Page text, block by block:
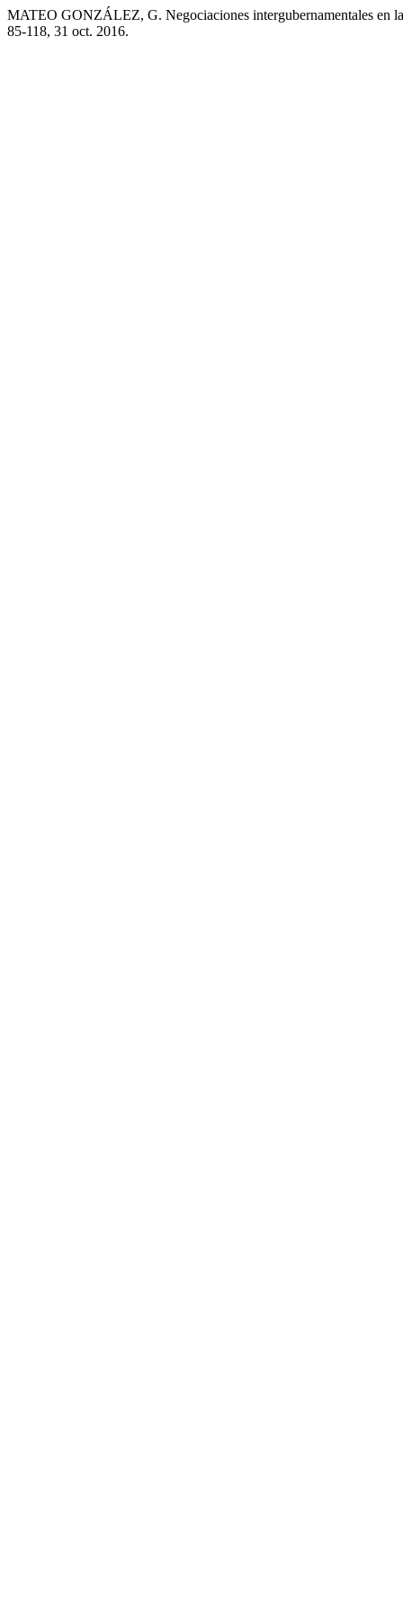
MATEO GONZÁLEZ, G. Negociaciones intergubernamentales en
85-118, 31 oct. 2016.